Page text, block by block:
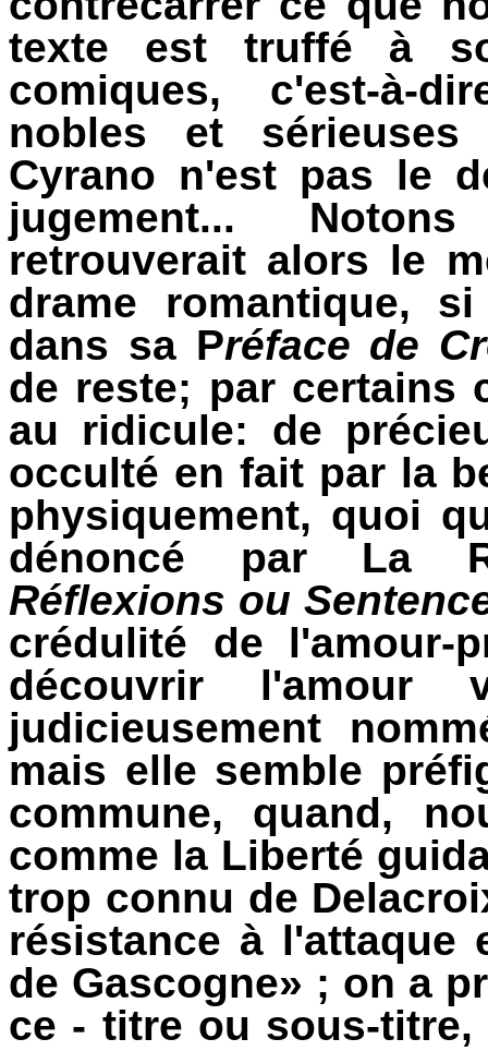
texte est truffé à
comiques, c'est-à-
nobles et
Cyrano n'est pas le
jugement...
retrouverait alors le
drame romantique,
dans sa Préface de
de reste; par certains
au ridicule: de
occulté en fait par la
physiquement, quoi
dénoncé par La
Réflexions ou
crédulité de l'amour-
découvrir l'amour
judicieusement
mais elle semble
commune, quand,
comme la Liberté
trop connu de
résistance à l'attaque
de Gascogne» ; on a
ce - titre ou sous-